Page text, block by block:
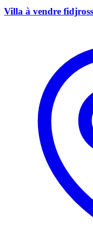
Villa à vendre